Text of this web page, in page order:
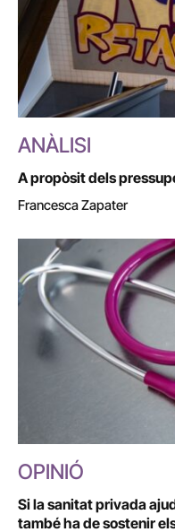
ANÀLISI
A propòsit dels
Francesca Zapater
OPINIÓ
Si la sanitat privada
també ha de sostenir